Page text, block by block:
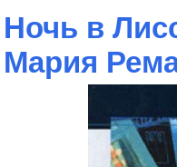
Ночь в
Мария